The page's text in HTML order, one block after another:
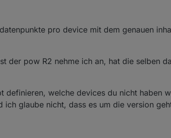
pro device mit dem genauen
der pow R2 nehme ich an, hat die selben
definieren, welche devices du nicht haben
ich glaube nicht, dass es um die version